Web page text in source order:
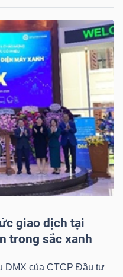
giao dịch tại
trong sắc xanh
DMX của CTCP Đầu tư